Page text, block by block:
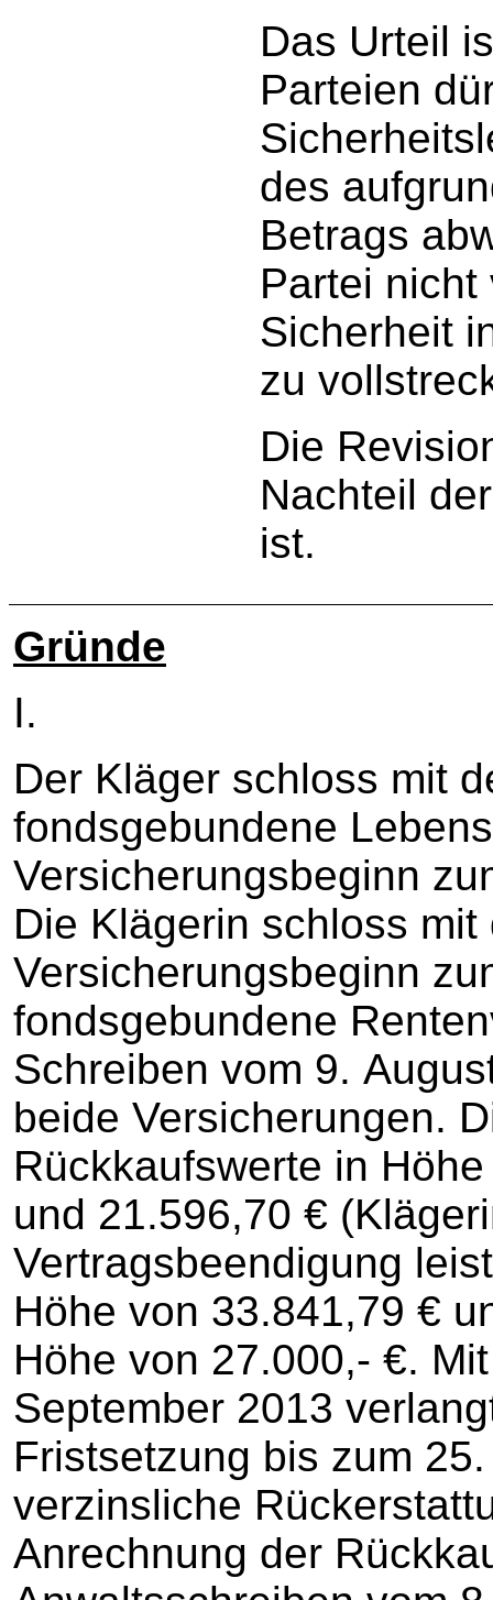
Das Urteil
Parteien
des
Betrags
Partei nicht
Sicherheit
zu
Die
Nachteil
ist.
Gründe
I.
Der Kläger schloss mit
fondsgebundene
Versicherungsbeginn
Die Klägerin schloss
Versicherungsbeginn
fondsgebundene
Schreiben vom 9.
beide Versicherungen.
Rückkaufswerte in
und 21.596,70 €
Vertragsbeendigung
Höhe von 33.841,79 €
Höhe von 27.000,- €.
September 2013
Fristsetzung bis zum
verzinsliche
Anrechnung der